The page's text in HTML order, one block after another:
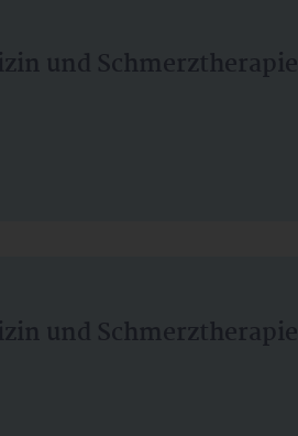
und Schmerztherapie
und Schmerztherapie